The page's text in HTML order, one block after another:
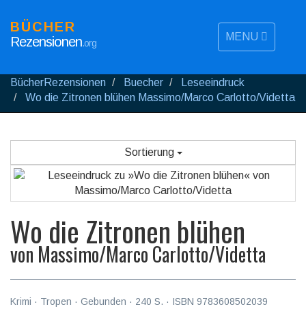
MENU
BÜCHER
Rezensionen.org
BücherRezensionen Buecher
Leseeindruck
Wo die Zitronen blühen Massimo/Marco Carlotto/Videtta
Sortierung
Wo die Zitronen blühen
von Massimo/Marco Carlotto/Videtta
Krimi · Tropen · Gebunden · 240 S. · ISBN 9783608502039